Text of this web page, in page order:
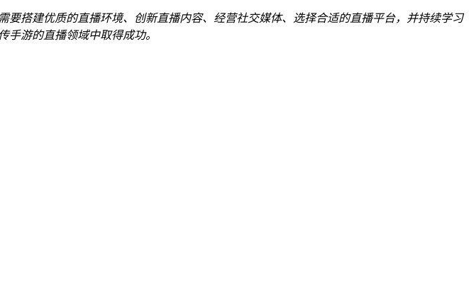
搭建优质的直播环境、创新直播内容、经营社交媒体、选择合适的直播平台，并持续学习
游的直播领域中取得成功。